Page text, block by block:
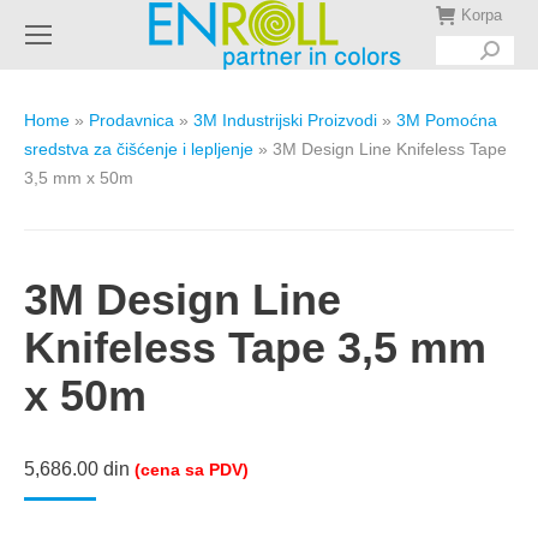
Korpa
Search:
Home » Prodavnica » 3M Industrijski Proizvodi » 3M Pomoćna
sredstva za čišćenje i lepljenje » 3M Design Line Knifeless Tape
3,5 mm x 50m
3M Design Line
Knifeless Tape 3,5 mm
x 50m
5,686.00 din (cena sa PDV)